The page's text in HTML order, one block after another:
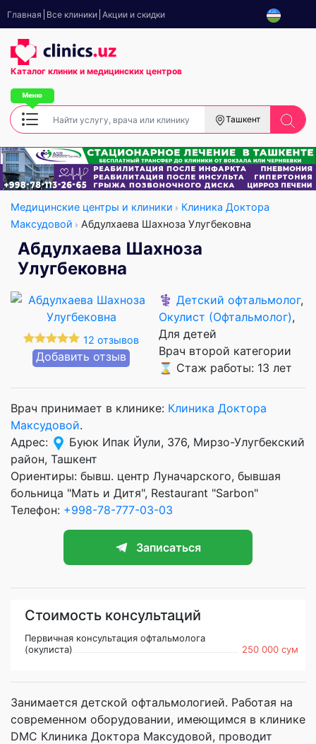
Главная Все клиники Акции и скидки
Каталог клиник и медицинских центров
Ташкент
Медицинские центры и клиники
Клиника Доктора
Максудовой
Абдулхаева Шахноза Улугбековна
Абдулхаева Шахноза
Улугбековна
12 отзывов
Добавить отзыв
⚕️ Детский офтальмолог,
Окулист (Офтальмолог),
Для детей
Врач второй категории
⌛ Стаж работы: 13 лет
Врач принимает в клинике: Клиника Доктора
Максудовой.
Адрес:
Буюк Ипак Йули, 376, Мирзо-Улугбекский
район, Ташкент
Ориентиры: бывш. центр Луначарского, бывшая
больница "Мать и Дитя", Restaurant "Sarbon"
Телефон: +998-78-777-03-03
Записаться
Стоимость консультаций
Первичная консультация офтальмолога
(окулиста)
250 000 сум
Занимается детской офтальмологией. Работая на
современном оборудовании, имеющимся в клинике
DMC Клиника Доктора Максудовой, проводит